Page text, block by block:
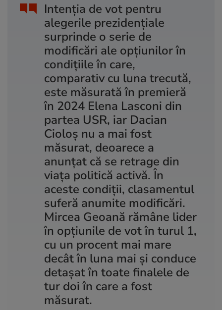
Intenţia de vot pentru
alegerile prezidenţiale
surprinde o serie de
modificări ale opţiunilor în
condiţiile în care,
comparativ cu luna trecută,
este măsurată în premieră
în 2024 Elena Lasconi din
partea USR, iar Dacian
Cioloş nu a mai fost
măsurat, deoarece a
anunţat că se retrage din
viaţa politică activă. În
aceste condiţii, clasamentul
suferă anumite modificări.
Mircea Geoană rămâne lider
în opţiunile de vot în turul 1,
cu un procent mai mare
decât în luna mai şi conduce
detaşat în toate finalele de
tur doi în care a fost
măsurat.